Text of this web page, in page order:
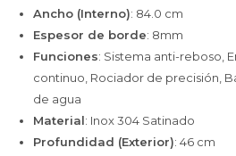
Ancho (Interno): 84.0 cm
Espesor de borde: 8mm
Funciones: Sistema anti-reboso,
continuo, Rociador de precisión,
de agua
Material: Inox 304 Satinado
Profundidad (Exterior): 46 cm